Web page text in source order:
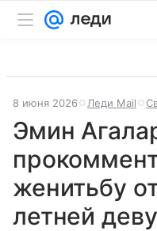
8 июня 2026 Леди Mail
Эмин
женитьбу
летней